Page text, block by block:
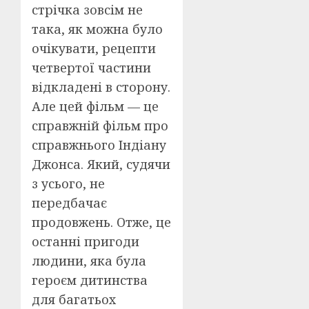
стрічка зовсім не
така, як можна було
очікувати, рецепти
четвертої частини
відкладені в сторону.
Але цей фільм — це
справжній фільм про
справжнього Індіану
Джонса. Який, судячи
з усього, не
передбачає
продовжень. Отже, це
останні пригоди
людини, яка була
героєм дитинства
для багатьох